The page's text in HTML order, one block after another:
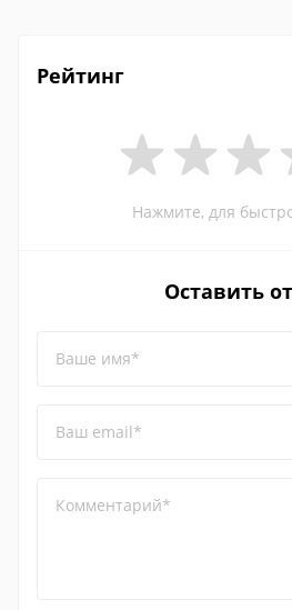
Рейтинг
Нажмите, для
Оставить
Ваше имя*
Ваш email*
Комментарий*